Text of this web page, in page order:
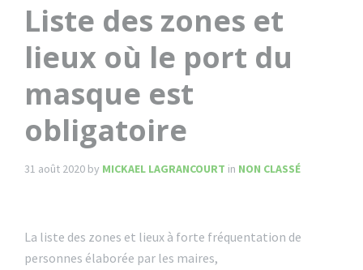
Liste des zones et
lieux où le port du
masque est
obligatoire
31 août 2020 by MICKAEL LAGRANCOURT in NON CLASSÉ
La liste des zones et lieux à forte fréquentation de
personnes élaborée par les maires,